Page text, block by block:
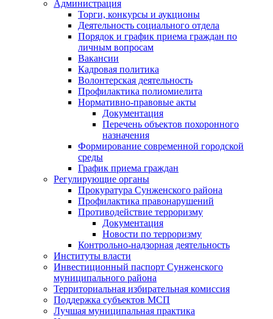
Администрация
Торги, конкурсы и аукционы
Деятельность социального отдела
Порядок и график приема граждан по
личным вопросам
Вакансии
Кадровая политика
Волонтерская деятельность
Профилактика полиомиелита
Нормативно-правовые акты
Документация
Перечень объектов похоронного
назначения
Формирование современной городской
среды
График приема граждан
Регулирующие органы
Прокуратура Сунженского района
Профилактика правонарушений
Противодействие терроризму
Документация
Новости по терроризму
Контрольно-надзорная деятельность
Институты власти
Инвестиционный паспорт Сунженского
муниципального района
Территориальная избирательная комиссия
Поддержка субъектов МСП
Лучшая муниципальная практика